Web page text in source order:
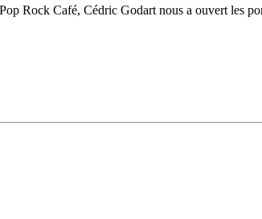
Rock Café, Cédric Godart nous a ouvert les